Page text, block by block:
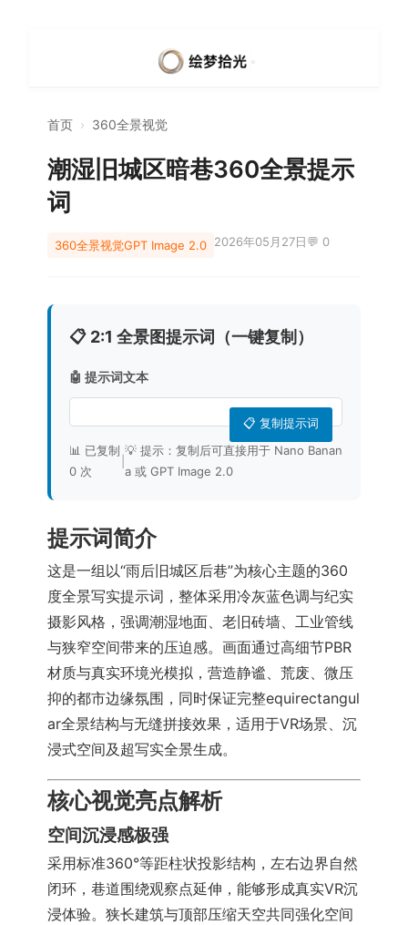
首页 › 360全景视觉
潮湿旧城区暗巷360全景提示
词
360全景视觉GPT Image 2.0 2026年05月27日💬 0
📋 2:1 全景图提示词（一键复制）
🤖 提示词文本
📋 复制提示词
📊 已复制
0 次
💡 提示：复制后可直接用于 Nano Banan
a 或 GPT Image 2.0
提示词简介
这是一组以“雨后旧城区后巷”为核心主题的360
度全景写实提示词，整体采用冷灰蓝色调与纪实
摄影风格，强调潮湿地面、老旧砖墙、工业管线
与狭窄空间带来的压迫感。画面通过高细节PBR
材质与真实环境光模拟，营造静谧、荒废、微压
抑的都市边缘氛围，同时保证完整equirectangul
ar全景结构与无缝拼接效果，适用于VR场景、沉
浸式空间及超写实全景生成。
核心视觉亮点解析
空间沉浸感极强
采用标准360°等距柱状投影结构，左右边界自然
闭环，巷道围绕观察点延伸，能够形成真实VR沉
浸体验。狭长建筑与顶部压缩天空共同强化空间